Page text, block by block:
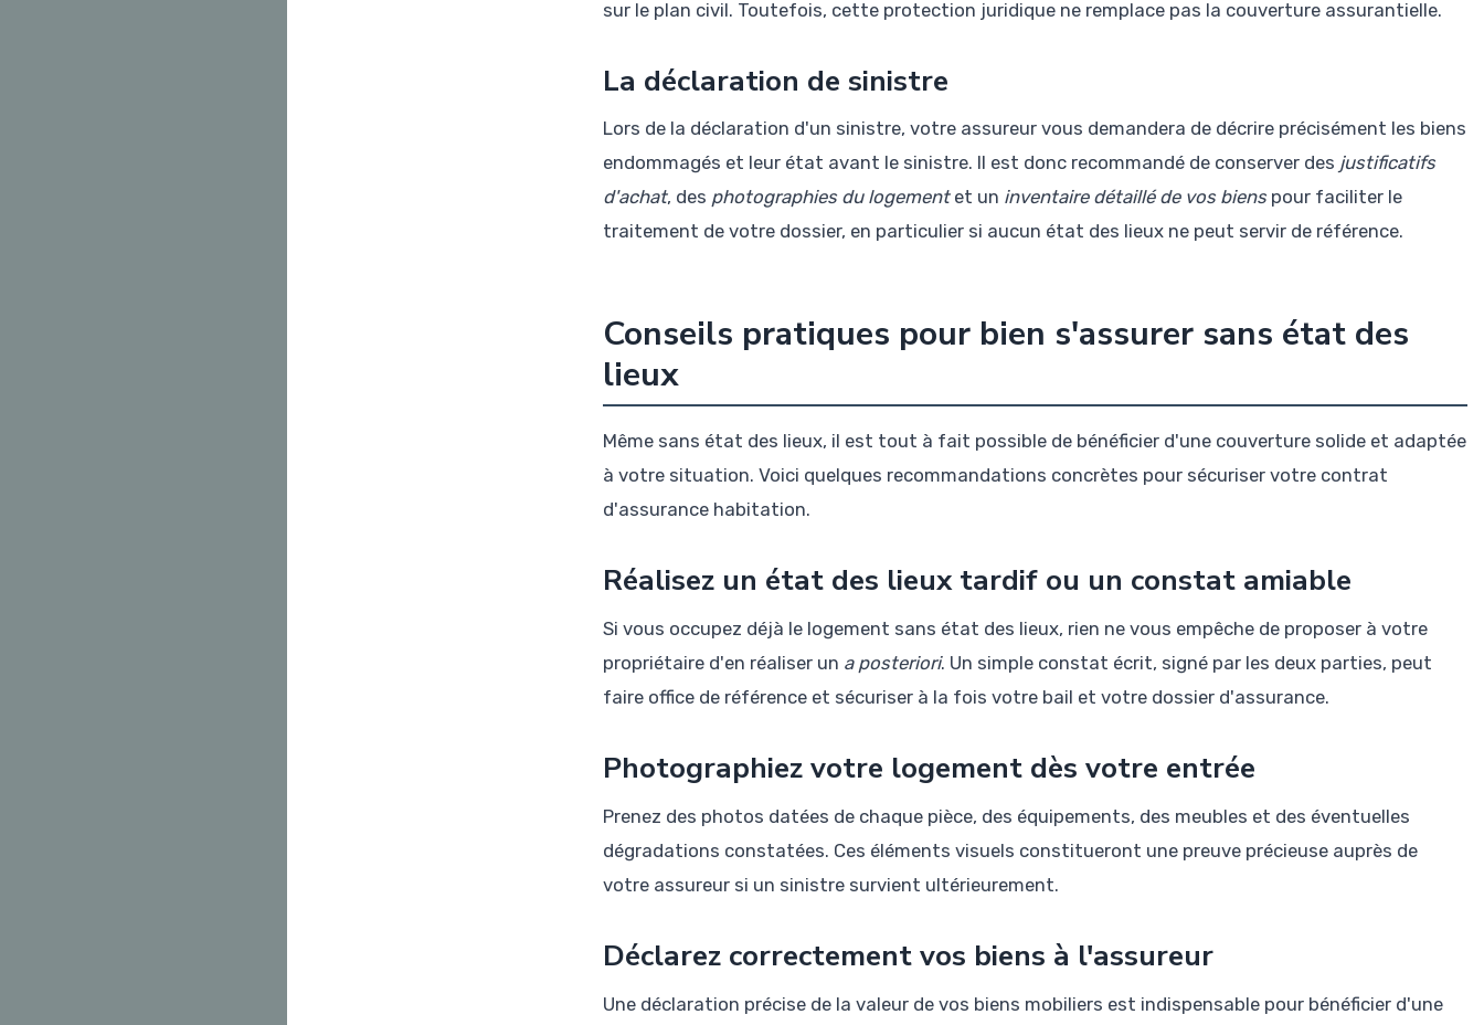
sur le plan civil. Toutefois, cette protection juridique ne remplace pas la couverture assurantielle.
La déclaration de sinistre
Lors de la déclaration d'un sinistre, votre assureur vous demandera de décrire précisément les biens
endommagés et leur état avant le sinistre. Il est donc recommandé de conserver des justificatifs
d'achat, des photographies du logementet un inventaire détaillé de vos bienspour faciliter le
traitement de votre dossier, en particulier si aucun état des lieux ne peut servir de référence.
Conseils pratiques pour bien s'assurer sans état des
lieux
Même sans état des lieux, il est tout à fait possible de bénéficier d'une couverture solide et adaptée
à votre situation. Voici quelques recommandations concrètes pour sécuriser votre contrat
d'assurance habitation.
Réalisez un état des lieux tardif ou un constat amiable
Si vous occupez déjà le logement sans état des lieux, rien ne vous empêche de proposer à votre
propriétaire d'en réaliser un a posteriori. Un simple constat écrit, signé par les deux parties, peut
faire office de référence et sécuriser à la fois votre bail et votre dossier d'assurance.
Photographiez votre logement dès votre entrée
Prenez des photos datées de chaque pièce, des équipements, des meubles et des éventuelles
dégradations constatées. Ces éléments visuels constitueront une preuve précieuse auprès de
votre assureur si un sinistre survient ultérieurement.
Déclarez correctement vos biens à l'assureur
Une déclaration précise de la valeur de vos biens mobiliers est indispensable pour bénéficier d'une